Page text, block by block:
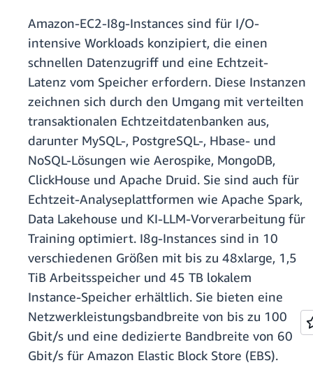
Amazon-EC2-I8g-Instances sind für I/O-
intensive Workloads konzipiert, die einen
schnellen Datenzugriff und eine Echtzeit-
Latenz vom Speicher erfordern. Diese Instanzen
zeichnen sich durch den Umgang mit verteilten
transaktionalen Echtzeitdatenbanken aus,
darunter MySQL-, PostgreSQL-, Hbase- und
NoSQL-Lösungen wie Aerospike, MongoDB,
ClickHouse und Apache Druid. Sie sind auch für
Echtzeit-Analyseplattformen wie Apache Spark,
Data Lakehouse und KI-LLM-Vorverarbeitung für
Training optimiert. I8g-Instances sind in 10
verschiedenen Größen mit bis zu 48xlarge, 1,5
TiB Arbeitsspeicher und 45 TB lokalem
Instance-Speicher erhältlich. Sie bieten eine
Netzwerkleistungsbandbreite von bis zu 100
Gbit/s und eine dedizierte Bandbreite von 60
Gbit/s für Amazon Elastic Block Store (EBS).